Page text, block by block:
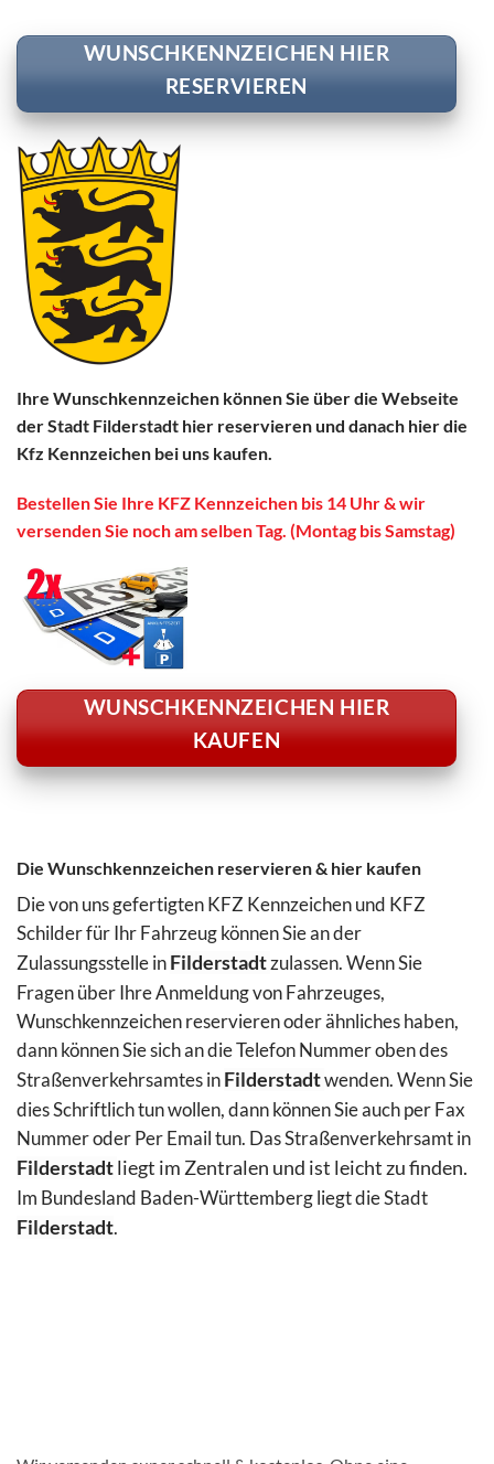
WUNSCHKENNZEICHEN HIER
RESERVIEREN
Ihre Wunschkennzeichen können Sie über die Webseite
der Stadt Filderstadt hier reservieren und danach hier die
Kfz Kennzeichen bei uns kaufen.
Bestellen Sie Ihre KFZ Kennzeichen bis 14 Uhr & wir
versenden Sie noch am selben Tag. (Montag bis Samstag)
WUNSCHKENNZEICHEN HIER
KAUFEN
Die Wunschkennzeichen reservieren & hier kaufen
Die von uns gefertigten KFZ Kennzeichen und KFZ
Schilder für Ihr Fahrzeug können Sie an der
Zulassungsstelle inFilderstadtzulassen. Wenn Sie
Fragen über Ihre Anmeldung von Fahrzeuges,
Wunschkennzeichen reservieren oder ähnliches haben,
dann können Sie sich an die Telefon Nummer oben des
Straßenverkehrsamtes inFilderstadtwenden. Wenn Sie
dies Schriftlich tun wollen, dann können Sie auch per Fax
Nummer oder Per Emailtun. Das Straßenverkehrsamt in
Filderstadtliegt im Zentralen und ist leicht zu finden.
Im Bundesland Baden-Württemberg liegt die Stadt
Filderstadt.